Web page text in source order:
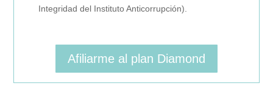
Integridad del Instituto Anticorrupción).
Afiliarme al plan Diamond